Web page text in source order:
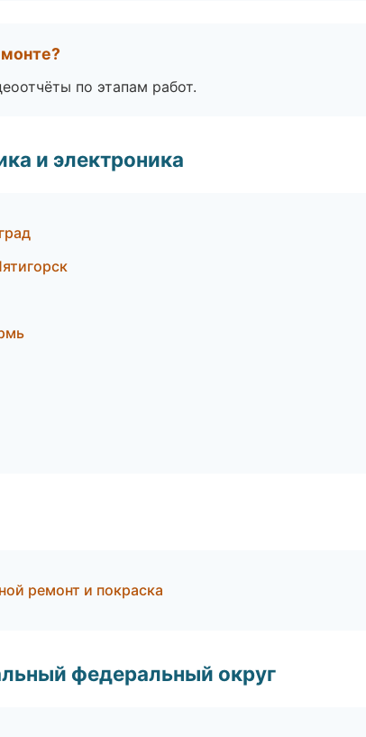
по этапам работ.
и электроника
ремонт и покраска
федеральный округ